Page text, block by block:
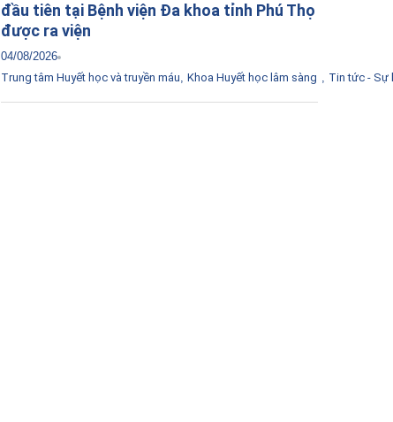
đầu tiên tại Bệnh viện Đa khoa tỉnh Phú Thọ
được ra viện
04/08/2026
Trung tâm Huyết học và truyền máu, Khoa Huyết học lâm sàng , Tin tức - Sự